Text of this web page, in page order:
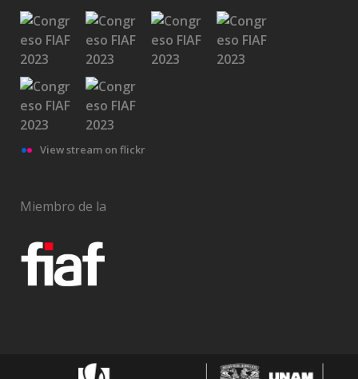
View stream on flickr
Miembro de la